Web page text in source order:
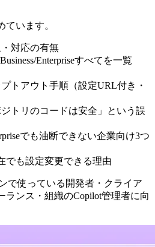
ています。
対応の有無
Business/Enterpriseすべてを一覧
トアウト手順（設定URL付き・
ジトリのコードは安全」という誤
でも油断できない企業向け3つ
でも設定変更できる理由
で使っている開発者・クライア
ランス・組織のCopilot管理者に向